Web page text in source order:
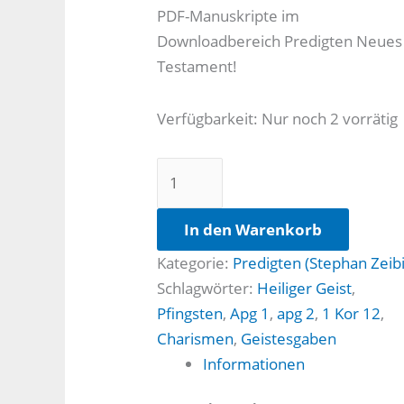
PDF-Manuskripte im
Downloadbereich Predigten Neues
Testament!
Verfügbarkeit: Nur noch 2 vorrätig
Gottes
oder
unsere
Art?
Menge
In den Warenkorb
Kategorie: Predigten (Stephan
Schlagwörter: Heiliger Geist,
Pfingsten, Apg 1 , apg 2, 1 Kor 12,
Charismen, Geistesgaben
Informationen